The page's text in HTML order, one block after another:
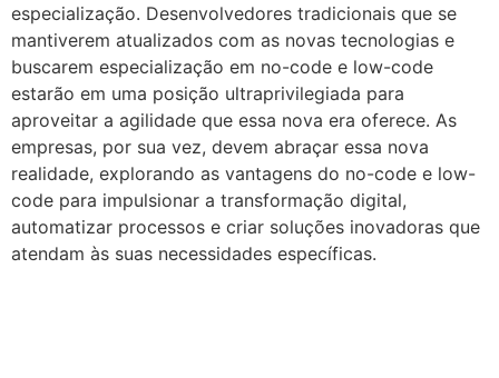
especialização. Desenvolvedores tradicionais que se
mantiverem atualizados com as novas tecnologias e
buscarem especialização em no-code e low-code
estarão em uma posição ultraprivilegiada para
aproveitar a agilidade que essa nova era oferece. As
empresas, por sua vez, devem abraçar essa nova
realidade, explorando as vantagens do no-code e low-
code para impulsionar a transformação digital,
automatizar processos e criar soluções inovadoras que
atendam às suas necessidades específicas.